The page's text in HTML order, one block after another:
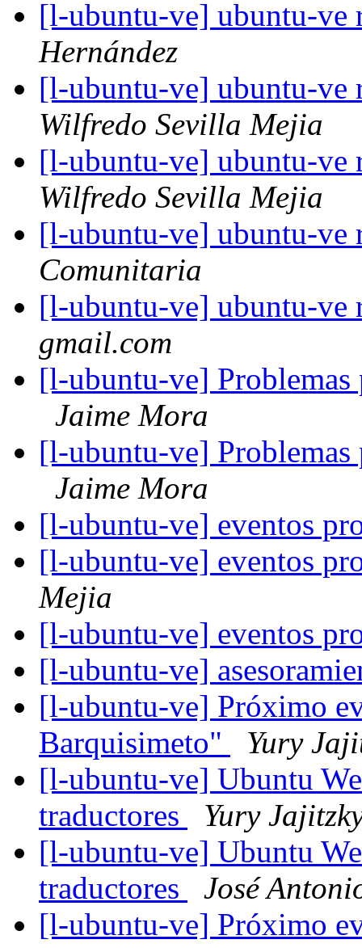
[l-ubuntu-ve] ubuntu-ve
Hernández
[l-ubuntu-ve] ubuntu-ve
Wilfredo Sevilla Mejia
[l-ubuntu-ve] ubuntu-ve
Wilfredo Sevilla Mejia
[l-ubuntu-ve] ubuntu-ve
Comunitaria
[l-ubuntu-ve] ubuntu-ve
gmail.com
[l-ubuntu-ve]
Jaime Mora
[l-ubuntu-ve]
Jaime Mora
[l-ubuntu-ve] eventos
[l-ubuntu-ve] eventos
Mejia
[l-ubuntu-ve] eventos
[l-ubuntu-ve]
[l-ubuntu-ve] Próximo
Barquisimeto"
Yury
[l-ubuntu-ve] Ubuntu
traductores
Yury
[l-ubuntu-ve] Ubuntu
traductores
José
[l-ubuntu-ve] Próximo